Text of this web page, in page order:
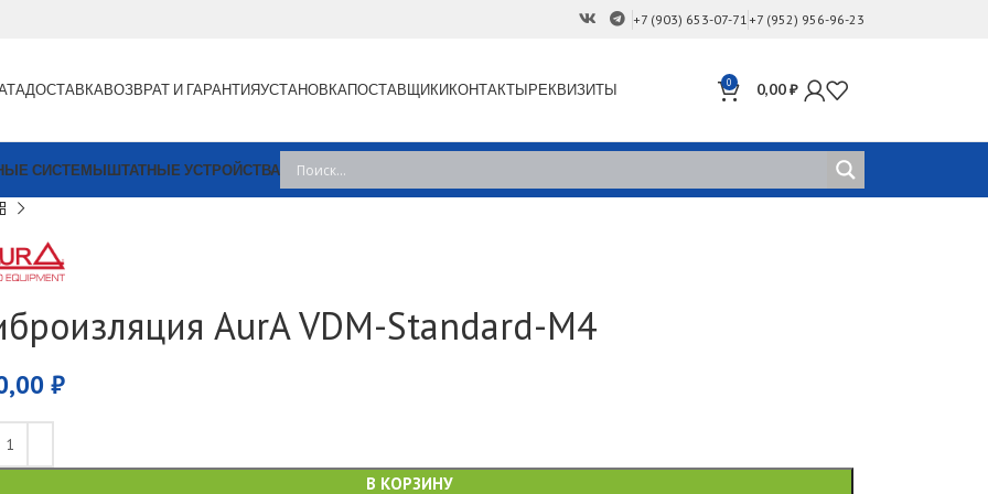
+7 (903) 653-07-71 +7 (952) 956-96-23
ДОСТАВКАВОЗВРАТ И ГАРАНТИЯУСТАНОВКАПОСТАВЩИКИКОНТАКТЫРЕКВИЗИТЫ 0 0,00₽
СИСТЕМЫШТАТНЫЕ УСТРОЙСТВА
AurA VDM-Standard-M4
₽
В КОРЗИНУ